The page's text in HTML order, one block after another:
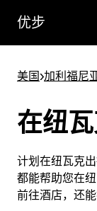
优步
美国>加利福尼
在纽
计划在纽瓦克
都能帮助您在
前往酒店，还